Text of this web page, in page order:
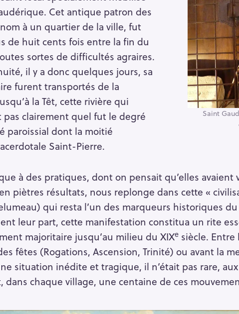
Saint
Cet antique patron des
à un quartier de la ville, fut
de huit cents fois entre la fin du
sortes de difficultés agraires.
il y a donc quelques jours, sa
furent transportés de la
la Têt, cette rivière qui
pas clairement quel fut le degré
paroissial dont la moitié
Saint-Pierre.
à des pratiques, dont on pensait qu’elles avaient
piètres résultats, nous replonge dans cette «
qui resta l’un des marqueurs historiques
leur part, cette manifestation constitua un rite
majoritaire jusqu’au milieu du XIXesiècle. Entre
fêtes (Rogations, Ascension, Trinité) ou avant la
situation inédite et tragique, il n’était pas rare, aux
chaque village, une centaine de ces
Press Esc to cancel.